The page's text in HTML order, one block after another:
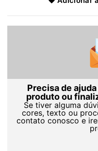
Precisa de
produto ou
Se tiver alguma
cores, texto ou
contato conosco e